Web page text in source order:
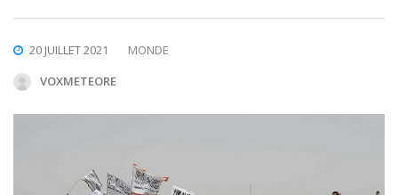
20 JUILLET 2021
MONDE
VOXMETEORE